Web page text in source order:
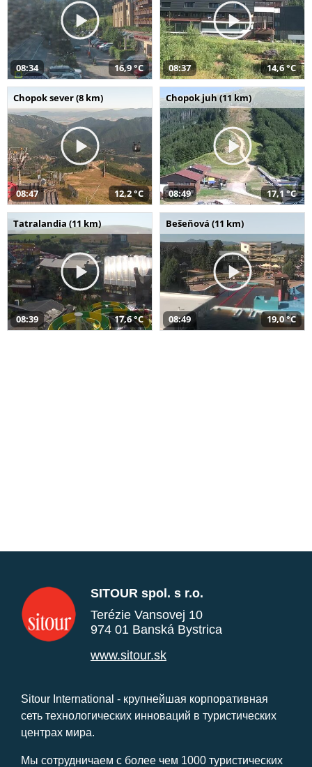
08:34 16,9 °C 08:37 14,6 °C
Chopok sever (8 km)
08:47 12,2 °C
Chopok juh (11 km)
08:49 17,1 °C
Tatralandia (11 km)
08:39 17,6 °C
Bešeňová (11 km)
08:49 19,0 °C
SITOUR spol. s r.o.
Terézie Vansovej 10
974 01 Banská Bystrica
www.sitour.sk
Sitour International - крупнейшая корпоративная
сеть технологических инноваций в туристических
центрах мира.
Мы сотрудничаем с более чем 1000 туристических